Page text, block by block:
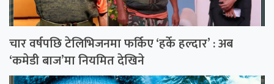
चार वर्षपछि टेलिभिजनमा फर्किए ‘हर्के हल्दार’ : अब
‘कमेडी बाज’मा नियमित देखिने